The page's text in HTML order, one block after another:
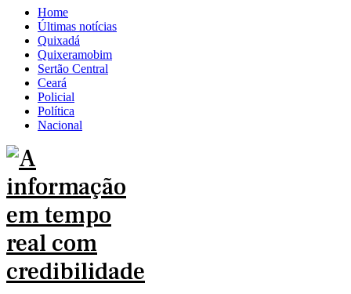
Home
Últimas notícias
Quixadá
Quixeramobim
Sertão Central
Ceará
Policial
Política
Nacional